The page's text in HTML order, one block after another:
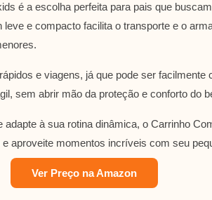
é a escolha perfeita para pais que
e compacto facilita o transporte e o
e viagens, já que pode ser facilmente
sem abrir mão da proteção e conforto do
à sua rotina dinâmica, o Carrinho
aproveite momentos incríveis com seu
Ver Preço na Amazon